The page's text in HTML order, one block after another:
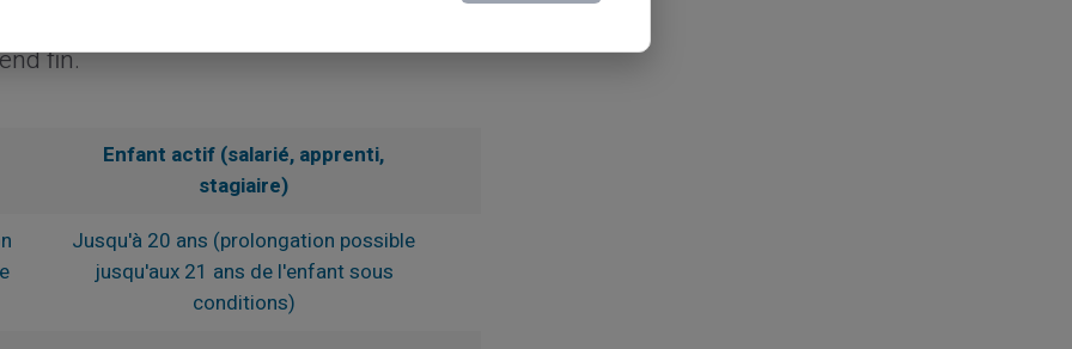
limite. Ainsi la date exacte de naissance
fin.
Enfant actif (salarié, apprenti,
stagiaire)
Jusqu'à 20 ans (prolongation possible
jusqu'aux 21 ans de l'enfant sous
conditions)